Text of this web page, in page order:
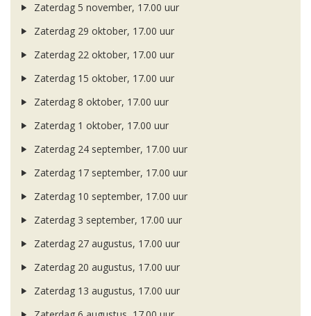
Zaterdag 5 november, 17.00 uur
Zaterdag 29 oktober, 17.00 uur
Zaterdag 22 oktober, 17.00 uur
Zaterdag 15 oktober, 17.00 uur
Zaterdag 8 oktober, 17.00 uur
Zaterdag 1 oktober, 17.00 uur
Zaterdag 24 september, 17.00 uur
Zaterdag 17 september, 17.00 uur
Zaterdag 10 september, 17.00 uur
Zaterdag 3 september, 17.00 uur
Zaterdag 27 augustus, 17.00 uur
Zaterdag 20 augustus, 17.00 uur
Zaterdag 13 augustus, 17.00 uur